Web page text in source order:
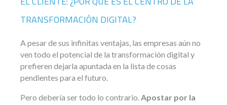
TRANSFORMACIÓN DIGITAL?
A pesar de sus infinitas ventajas, las empresas aún no
ven todo el potencial de la transformación digital y
prefieren dejarla apuntada en la lista de cosas
pendientes para el futuro.
Pero debería ser todo lo contrario.Apostar por la